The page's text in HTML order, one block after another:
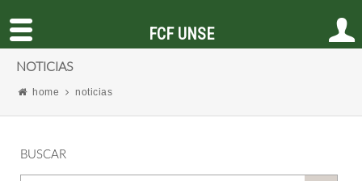
NOTICIAS
home noticias
BUSCAR
FCF UNSE